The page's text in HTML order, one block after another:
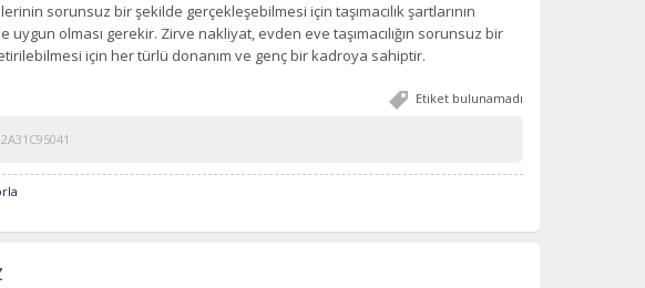
sorunsuz bir şekilde gerçekleşebilmesi için taşımacılık şartlarının
uygun olması gerekir. Zirve nakliyat, evden eve taşımacılığın sorunsuz bir
için her türlü donanım ve genç bir kadroya sahiptir.
Etiket bulunamadı